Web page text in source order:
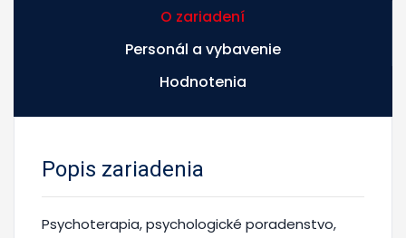
O zariadení
Personál a vybavenie
Hodnotenia
Popis zariadenia
Psychoterapia, psychologické poradenstvo,